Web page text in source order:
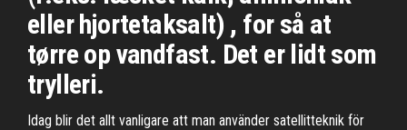
eller hjortetaksalt) , for så at
tørre op vandfast. Det er lidt som
trylleri.
Idag blir det allt vanligare att man använder satellitteknik för